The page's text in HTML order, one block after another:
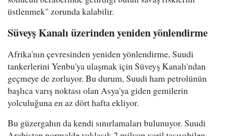
üstlenmek" zorunda kalabilir.
Süveyş Kanalı üzerinden yeniden yönlendirme
Afrika'nın çevresinden yeniden yönlendirme, Suudi
tankerlerini Yenbu'ya ulaşmak için Süveyş Kanalı'ndan
geçmeye de zorluyor. Bu durum, Suudi ham petrolünün
başlıca varış noktası olan Asya'ya giden gemilerin
yolculuğuna en az dört hafta ekliyor.
Bu güzergahın da kendi sınırlamaları bulunuyor. Suudi